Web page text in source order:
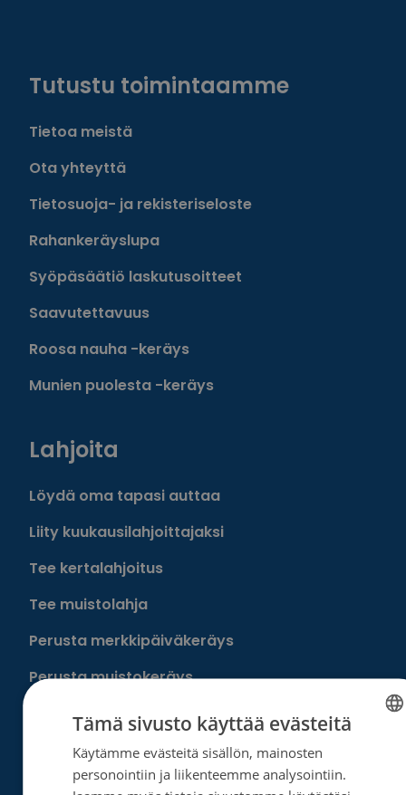
Tutustu toimintaamme
Tietoa meistä
Ota yhteyttä
Tietosuoja- ja rekisteriseloste
Rahankeräyslupa
Syöpäsäätiö laskutusoitteet
Saavutettavuus
Roosa nauha -keräys
Munien puolesta -keräys
Lahjoita
Löydä oma tapasi auttaa
Liity kuukausilahjoittajaksi
Tee kertalahjoitus
Tee muistolahja
Perusta merkkipäiväkeräys
Perusta muistokeräys
Perusta oma keräyksesi
Perusta päivätyökeräys
Tutustu testamenttilahjoitukseen
Tämä sivusto käyttää evästeitä
Käytämme evästeitä sisällön, mainosten
personointiin ja liikenteemme analysointiin.